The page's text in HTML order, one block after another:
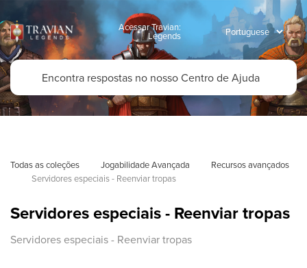
Acessar Travian:
Legends
Todas as coleções Jogabilidade Avançada
Recursos avançados
Servidores especiais - Reenviar tropas
Servidores especiais - Reenviar tropas
Servidores especiais - Reenviar tropas